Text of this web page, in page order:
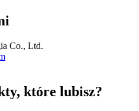
Co., Ltd.
które lubisz?